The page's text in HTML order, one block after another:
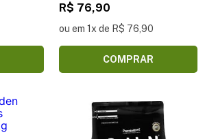
R$ 76,90
ou em 1x de R$ 76,90
COMPRAR